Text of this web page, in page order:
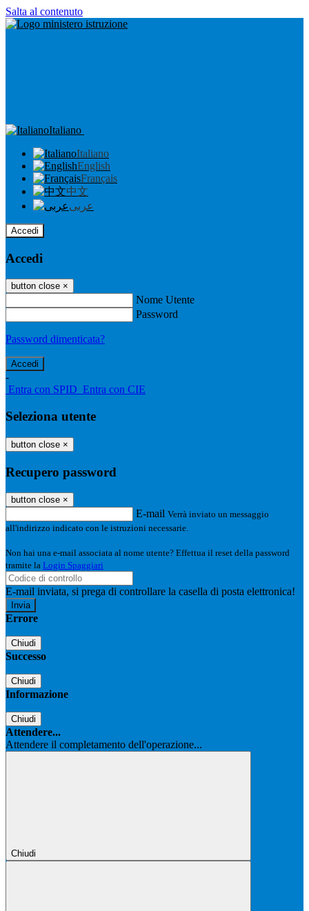
Salta al contenuto
Italiano
Italiano
English
Français
中文
عربى
Accedi
Accedi
button close ×
Nome Utente
Password
Password dimenticata?
-
Entra con SPID Entra con CIE
Seleziona utente
button close ×
Recupero password
button close ×
E-mail Verrà inviato un messaggio
all'indirizzo indicato con le istruzioni necessarie.
Non hai una e-mail associata al nome utente? Effettua il reset della password
tramite la Login Spaggiari
E-mail inviata, si prega di controllare la casella di posta elettronica!
Errore
Chiudi
Successo
Chiudi
Informazione
Chiudi
Attendere...
Attendere il completamento dell'operazione...
Chiudi